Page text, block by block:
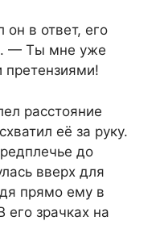
в ответ, его
— Ты мне уже
претензиями!
расстояние
её за руку.
до
вверх для
прямо ему в
его зрачках на